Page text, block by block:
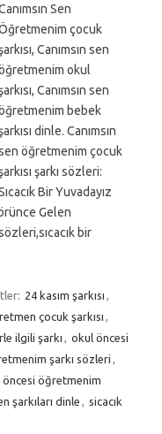
Sen
çocuk
Canımsın sen
okul
Canımsın sen
bebek
dinle. Canımsın
öğretmenim çocuk
şarkı sözleri:
Bir Yuvadayız
Gelen
bir
24 kasım şarkısı
çocuk şarkısı
ilgili şarkı
okul öncesi
şarkı sözleri
öncesi öğretmenim
şarkıları dinle
sicacık